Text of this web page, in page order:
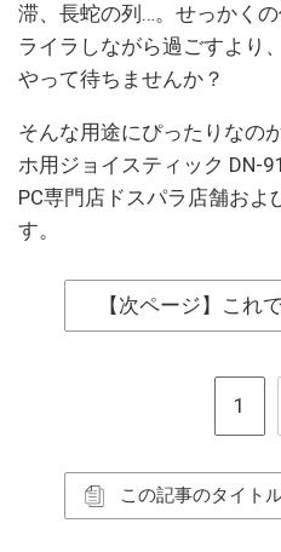
滞、長蛇の列…。せっかく
ライラしながら過ごすより
やって待ちませんか？
そんな用途にぴったりなの
ホ用ジョイスティック DN-
PC専門店ドスパラ店舗お
す。
【次ページ】これ
1
この記事のタイト